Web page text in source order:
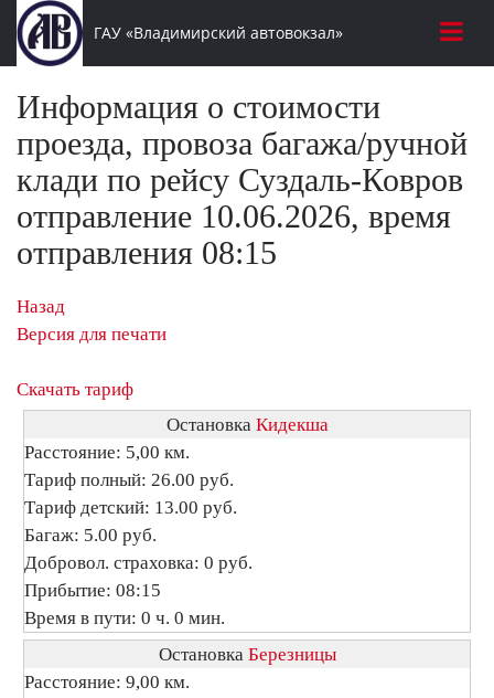
ГАУ «Владимирский автовокзал»
Информация о стоимости
проезда, провоза багажа/ручной
клади по рейсу Суздаль-Ковров
отправление 10.06.2026, время
отправления 08:15
Назад
Версия для печати
Скачать тариф
Остановка Кидекша
Расстояние: 5,00 км.
Тариф полный: 26.00 руб.
Тариф детский: 13.00 руб.
Багаж: 5.00 руб.
Добровол. страховка: 0 руб.
Прибытие: 08:15
Время в пути: 0 ч. 0 мин.
Остановка Березницы
Расстояние: 9,00 км.